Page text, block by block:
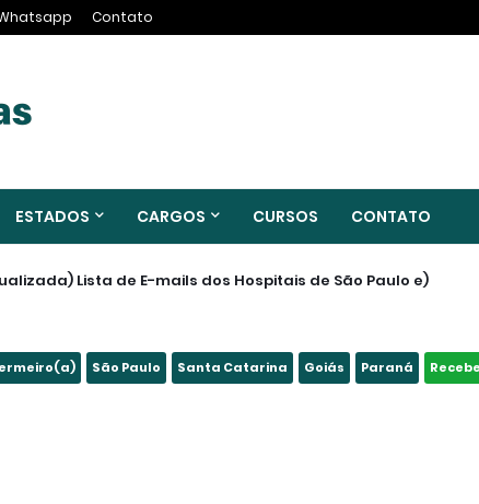
Contato
ESTADOS CARGOS CURSOS CONTATO
Lista de E-mails dos Hospitais de São Paulo e
São Paulo Santa Catarina Goiás Paraná